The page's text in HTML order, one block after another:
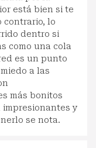
está bien si te
contrario, lo
dentro si
como una cola
es un punto
a las
más bonitos
impresionantes y
se nota.